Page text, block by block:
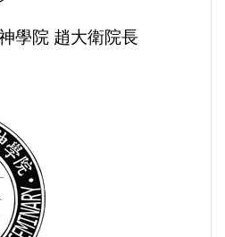
學院 趙大衛院長